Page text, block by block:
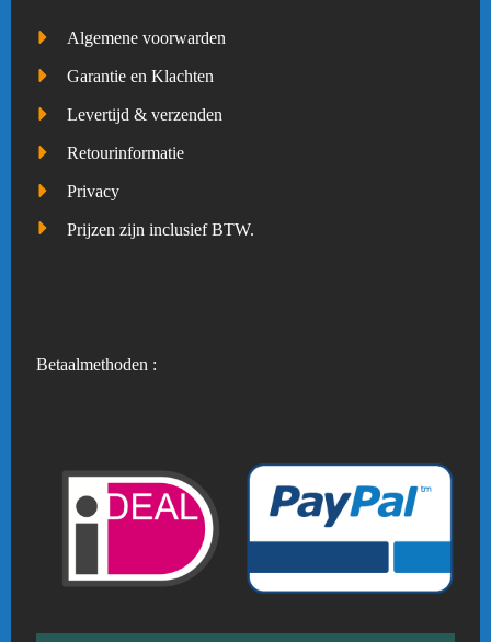
Algemene voorwarden
Garantie en Klachten
Levertijd & verzenden
Retourinformatie
Privacy
Prijzen zijn inclusief BTW.
Betaalmethoden :